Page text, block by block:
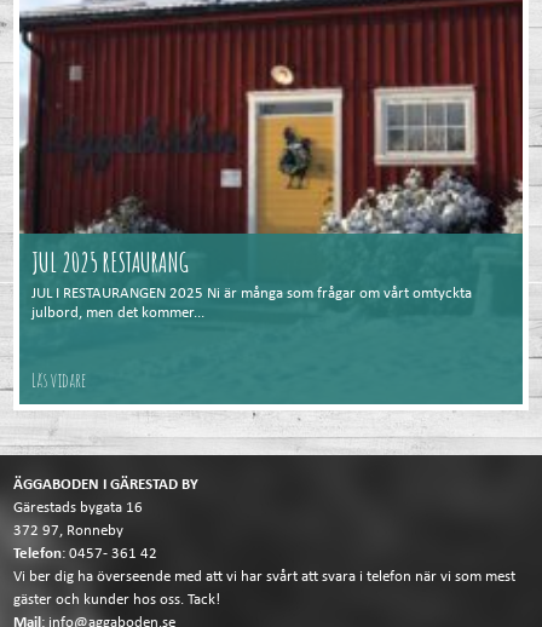
JUL 2025 RESTAURANG
JUL I RESTAURANGEN 2025 Ni är många som frågar om vårt omtyckta
julbord, men det kommer...
Läs vidare
ÄGGABODEN I GÄRESTAD BY
Gärestads bygata 16
372 97, Ronneby
Telefon:0457- 361 42
Vi ber dig ha överseende med att vi har svårt att svara i telefon när vi som mest
gäster och kunder hos oss. Tack!
Mail : info@aggaboden.se